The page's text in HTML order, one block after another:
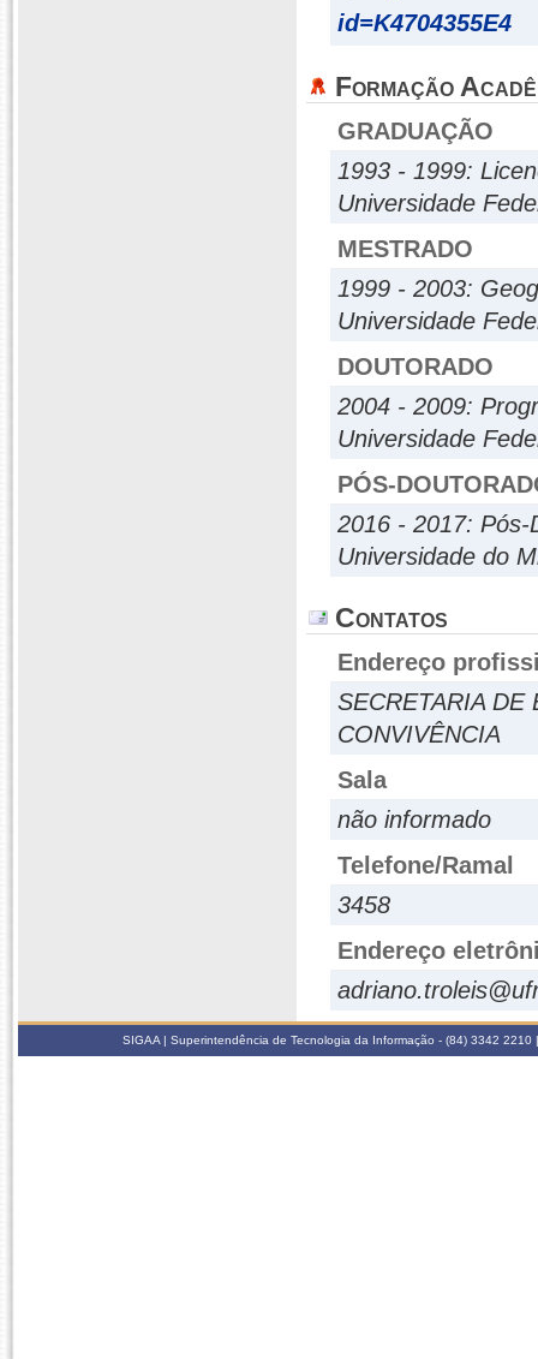
id=K4704355E4
Formação
GRADUAÇÃO
1993 - 1999:
Universidade
MESTRADO
1999 - 2003:
Universidade
DOUTORADO
2004 - 2009:
Universidade
PÓS-
2016 - 2017: Pós-
Universidade do
Contatos
Endereço
SECRETARIA DE
CONVIVÊNCIA
Sala
não informado
Telefone/Ramal
3458
Endereço
SIGAA | Superintendência de Tecnologia da Informação - (84) 3342